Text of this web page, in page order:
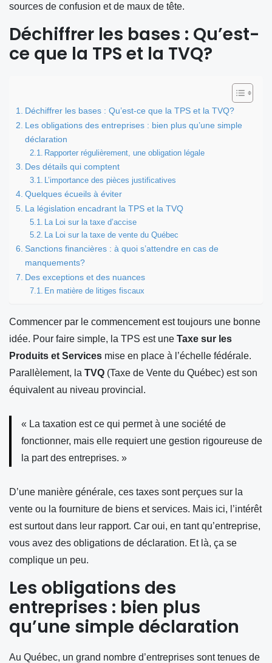
sources de confusion et de maux de tête.
Déchiffrer les bases : Qu’est-
ce que la TPS et la TVQ?
Déchiffrer les bases : Qu’est-ce que la TPS et la TVQ?
Les obligations des entreprises : bien plus qu’une simple
déclaration
Rapporter régulièrement, une obligation légale
Des détails qui comptent
L’importance des pièces justificatives
Quelques écueils à éviter
La législation encadrant la TPS et la TVQ
La Loi sur la taxe d’accise
La Loi sur la taxe de vente du Québec
Sanctions financières : à quoi s’attendre en cas de
manquements?
Des exceptions et des nuances
En matière de litiges fiscaux
Commencer par le commencement est toujours une bonne
idée. Pour faire simple, la TPS est une Taxe sur les
Produits et Services mise en place à l’échelle fédérale.
Parallèlement, la TVQ (Taxe de Vente du Québec) est son
équivalent au niveau provincial.
« La taxation est ce qui permet à une société de
fonctionner, mais elle requiert une gestion rigoureuse de
la part des entreprises. »
D’une manière générale, ces taxes sont perçues sur la
vente ou la fourniture de biens et services. Mais ici, l’intérêt
est surtout dans leur rapport. Car oui, en tant qu’entreprise,
vous avez des obligations de déclaration. Et là, ça se
complique un peu.
Les obligations des
entreprises : bien plus
qu’une simple déclaration
Au Québec, un grand nombre d’entreprises sont tenues de